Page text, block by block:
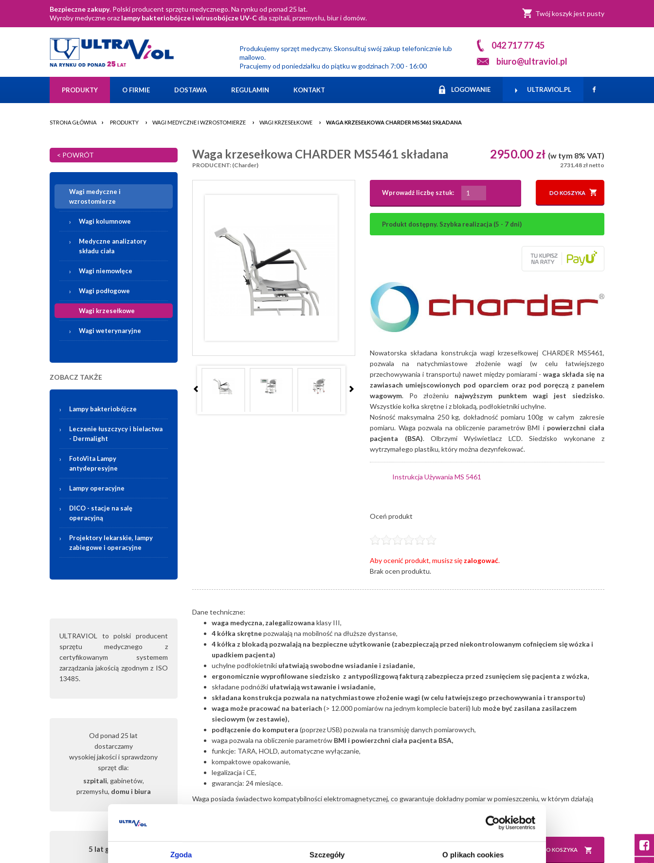
Zgoda Szczegóły O plikach cookies
Bezpieczne zakupy. Polski producent sprzętu medycznego. Na rynku od ponad 25 lat.
Wyroby medyczne oraz lampy bakteriobójcze i wirusobójcze UV-Cdla szpitali, przemysłu, biur i domów.
Twój koszyk jest pusty
Produkujemy sprzęt medyczny. Skonsultuj swój zakup telefonicznie lub
mailowo.
Pracujemy od poniedziałku do piątku w godzinach 7:00 - 16:00
042 717 77 45
biuro@ultraviol.pl
PRODUKTY O FIRMIE DOSTAWA REGULAMIN KONTAKT ULTRAVIOL.PL
LOGOWANIE
STRONA GŁÓWNA › PRODUKTY › WAGI MEDYCZNE I WZROSTOMIERZE › WAGI KRZESEŁKOWE › WAGA KRZESEŁKOWA CHARDER MS5461 SKŁADANA
< POWRÓT
Wagi medyczne i
wzrostomierze
Wagi kolumnowe
Medyczne analizatory
składu ciała
Wagi niemowlęce
Wagi podłogowe
Wagi krzesełkowe
Wagi weterynaryjne
ZOBACZ TAKŻE
Lampy bakteriobójcze
Leczenie łuszczycy i bielactwa
- Dermalight
FotoVita Lampy
antydepresyjne
Lampy operacyjne
DICO - stacje na salę
operacyjną
Projektory lekarskie, lampy
zabiegowe i operacyjne
ULTRAVIOL to polski producent
sprzętu medycznego z
certyfikowanym systemem
zarządzania jakością zgodnym z ISO
13485.
Od ponad 25 lat
dostarczamy
wysokiej jakości i sprawdzony
sprzęt dla:
szpitali, gabinetów,
przemysłu, domu i biura
5 lat gwarancji
Waga krzesełkowa CHARDER MS5461 składana
PRODUCENT: (Charder)
2950.00 zł (w tym 8% VAT)
2731.48 zł netto
Wprowadź liczbę sztuk: DO KOSZYKA
Produkt dostępny. Szybka realizacja (5 - 7 dni)
Nowatorska składana konstrukcja wagi krzesełkowej CHARDER MS5461,
pozwala na natychmiastowe złożenie wagi (w celu łatwiejszego
przechowywania i transportu) nawet między pomiarami -waga składa się na
zawiasach umiejscowionych pod oparciem oraz pod poręczą z panelem
wagowym. Po złożeniu najwyższym punktem wagi jest siedzisko.
Wszystkie kołka skrętne i z blokadą, podłokietniki uchylne.
Nośność maksymalna 250 kg, dokładność pomiaru 100g w całym zakresie
pomiaru. Waga pozwala na obliczenie parametrów BMI i powierzchni ciała
pacjenta (BSA). Olbrzymi Wyświetlacz LCD. Siedzisko wykonane z
wytrzymałego plastiku, który można dezynfekować.
Instrukcja Używania MS 5461
Oceń produkt
Aby ocenić produkt, musisz się zalogować.
Brak ocen produktu.
Dane techniczne:
waga medyczna, zalegalizowana klasy III,
4 kółka skrętnepozwalają na mobilność na dłuższe dystanse,
4 kółka z blokadą pozwalają na bezpieczne użytkowanie (zabezpieczają przed niekontrolowanym cofnięciem się wózka i
upadkiem pacjenta)
uchylne podłokietniki ułatwiają swobodne wsiadanie i zsiadanie,
ergonomicznie wyprofilowane siedzisko z antypoślizgową fakturą zabezpiecza przed zsunięciem się pacjenta z wózka,
składane podnóżki ułatwiają wstawanie i wsiadanie,
składana konstrukcja pozwala na natychmiastowe złożenie wagi (w celu łatwiejszego przechowywania i transportu)
waga może pracować na bateriach (> 12.000 pomiarów na jednym komplecie baterii) lub może być zasilana zasilaczem
sieciowym (w zestawie),
podłączenie do komputera (poprzez USB) pozwala na transmisję danych pomiarowych,
waga pozwala na obliczenie parametrów BMI i powierzchni ciała pacjenta BSA,
funkcje: TARA, HOLD, automatyczne wyłączanie,
kompaktowe opakowanie,
legalizacja i CE,
gwarancja: 24 miesiące.
Waga posiada świadectwo kompatybilności elektromagnetycznej, co gwarantuje dokładny pomiar w pomieszczeniu, w którym działają
Produkt dostępny. Szybka realizacja (5 - 7 DO KOSZYKA